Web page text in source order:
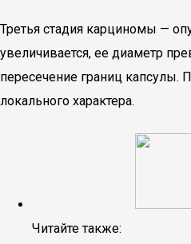
Третья стадия карциномы —
увеличивается, ее диаметр
пересечение границ капсулы.
локального характера.
Читайте также: